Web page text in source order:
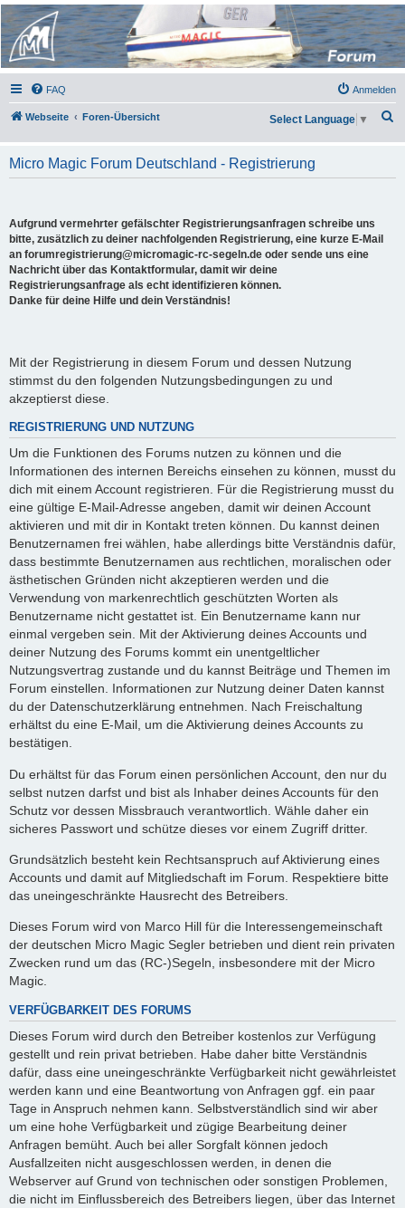
Micro Magic Forum
Deutschland
FAQ Anmelden
Webseite Foren-Übersicht
h
Select Language ▼
Micro Magic Forum Deutschland - Registrierung
Aufgrund vermehrter gefälschter Registrierungsanfragen schreibe uns
bitte, zusätzlich zu deiner nachfolgenden Registrierung, eine kurze E-Mail
an forumregistrierung@micromagic-rc-segeln.de oder sende uns eine
Nachricht über das Kontaktformular, damit wir deine
Registrierungsanfrage als echt identifizieren können.
Danke für deine Hilfe und dein Verständnis!
Mit der Registrierung in diesem Forum und dessen Nutzung
stimmst du den folgenden Nutzungsbedingungen zu und
akzeptierst diese.
REGISTRIERUNG UND NUTZUNG
Um die Funktionen des Forums nutzen zu können und die
Informationen des internen Bereichs einsehen zu können, musst du
dich mit einem Account registrieren. Für die Registrierung musst du
eine gültige E-Mail-Adresse angeben, damit wir deinen Account
aktivieren und mit dir in Kontakt treten können. Du kannst deinen
Benutzernamen frei wählen, habe allerdings bitte Verständnis dafür,
dass bestimmte Benutzernamen aus rechtlichen, moralischen oder
ästhetischen Gründen nicht akzeptieren werden und die
Verwendung von markenrechtlich geschützten Worten als
Benutzername nicht gestattet ist. Ein Benutzername kann nur
einmal vergeben sein. Mit der Aktivierung deines Accounts und
deiner Nutzung des Forums kommt ein unentgeltlicher
Nutzungsvertrag zustande und du kannst Beiträge und Themen im
Forum einstellen. Informationen zur Nutzung deiner Daten kannst
du der Datenschutzerklärung entnehmen. Nach Freischaltung
erhältst du eine E-Mail, um die Aktivierung deines Accounts zu
bestätigen.
Du erhältst für das Forum einen persönlichen Account, den nur du
selbst nutzen darfst und bist als Inhaber deines Accounts für den
Schutz vor dessen Missbrauch verantwortlich. Wähle daher ein
sicheres Passwort und schütze dieses vor einem Zugriff dritter.
Grundsätzlich besteht kein Rechtsanspruch auf Aktivierung eines
Accounts und damit auf Mitgliedschaft im Forum. Respektiere bitte
das uneingeschränkte Hausrecht des Betreibers.
Dieses Forum wird von Marco Hill für die Interessengemeinschaft
der deutschen Micro Magic Segler betrieben und dient rein privaten
Zwecken rund um das (RC-)Segeln, insbesondere mit der Micro
Magic.
VERFÜGBARKEIT DES FORUMS
Dieses Forum wird durch den Betreiber kostenlos zur Verfügung
gestellt und rein privat betrieben. Habe daher bitte Verständnis
dafür, dass eine uneingeschränkte Verfügbarkeit nicht gewährleistet
werden kann und eine Beantwortung von Anfragen ggf. ein paar
Tage in Anspruch nehmen kann. Selbstverständlich sind wir aber
um eine hohe Verfügbarkeit und zügige Bearbeitung deiner
Anfragen bemüht. Auch bei aller Sorgfalt können jedoch
Ausfallzeiten nicht ausgeschlossen werden, in denen die
Webserver auf Grund von technischen oder sonstigen Problemen,
die nicht im Einflussbereich des Betreibers liegen, über das Internet